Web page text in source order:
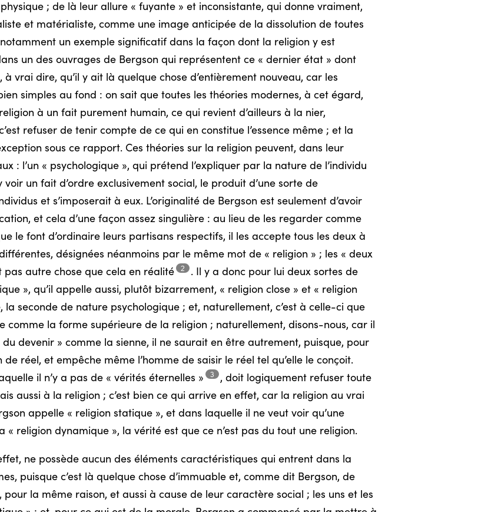
; de là leur allure « fuyante » et inconsistante, qui donne vraiment,
et matérialiste, comme une image anticipée de la dissolution de toutes
un exemple significatif dans la façon dont la religion y est
un des ouvrages de Bergson qui représentent ce « dernier état » dont
à vrai dire, qu’il y ait là quelque chose d’entièrement nouveau, car les
simples au fond : on sait que toutes les théories modernes, à cet égard,
à un fait purement humain, ce qui revient d’ailleurs à la nier,
refuser de tenir compte de ce qui en constitue l’essence même ; et la
sous ce rapport. Ces théories sur la religion peuvent, dans leur
: l’un « psychologique », qui prétend l’expliquer par la nature de l’individu
voir un fait d’ordre exclusivement social, le produit d’une sorte de
et s’imposerait à eux. L’originalité de Bergson est seulement d’avoir
et cela d’une façon assez singulière : au lieu de les regarder comme
le font d’ordinaire leurs partisans respectifs, il les accepte tous les deux à
désignées néanmoins par le même mot de « religion » ; les « deux
pas autre chose que cela en réalité 2 .Il y a donc pour lui deux sortes de
», qu’il appelle aussi, plutôt bizarrement, « religion close » et « religion
seconde de nature psychologique ; et, naturellement, c’est à celle-ci que
comme la forme supérieure de la religion ; naturellement, disons-nous, car il
devenir » comme la sienne, il ne saurait en être autrement, puisque, pour
réel, et empêche même l’homme de saisir le réel tel qu’elle le conçoit.
il n’y a pas de « vérités éternelles » 3 , doit logiquement refuser toute
aussi à la religion ; c’est bien ce qui arrive en effet, car la religion au vrai
appelle « religion statique », et dans laquelle il ne veut voir qu’une
religion dynamique », la vérité est que ce n’est pas du tout une religion.
ne possède aucun des éléments caractéristiques qui entrent dans la
puisque c’est là quelque chose d’immuable et, comme dit Bergson, de
la même raison, et aussi à cause de leur caractère social ; les uns et les